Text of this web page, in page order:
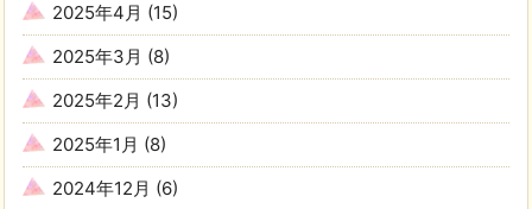
2025年4月 (15)
2025年3月 (8)
2025年2月 (13)
2025年1月 (8)
2024年12月 (6)